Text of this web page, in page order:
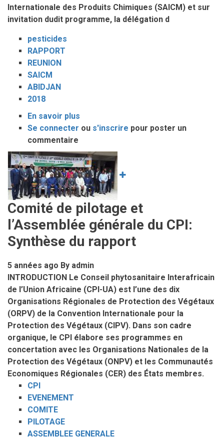
Internationale des Produits Chimiques (SAICM) et sur
invitation dudit programme, la délégation d
pesticides
RAPPORT
REUNION
SAICM
ABIDJAN
2018
En savoir plus
Rapport
la
Réunion
régionale
Afrique
de
la
SAICM,
Abidjan
Février
2018
Se connecter ou s'inscrire pour poster un
commentaire
Image
Comité de pilotage et
l’Assemblée générale du CPI:
Synthèse du rapport
5 années ago By admin
INTRODUCTION Le Conseil phytosanitaire Interafricain
de l’Union Africaine (CPI-UA) est l’une des dix
Organisations Régionales de Protection des Végétaux
(ORPV) de la Convention Internationale pour la
Protection des Végétaux (CIPV). Dans son cadre
organique, le CPI élabore ses programmes en
concertation avec les Organisations Nationales de la
Protection des Végétaux (ONPV) et les Communautés
Economiques Régionales (CER) des États membres.
CPI
EVENEMENT
COMITE
PILOTAGE
ASSEMBLEE GENERALE